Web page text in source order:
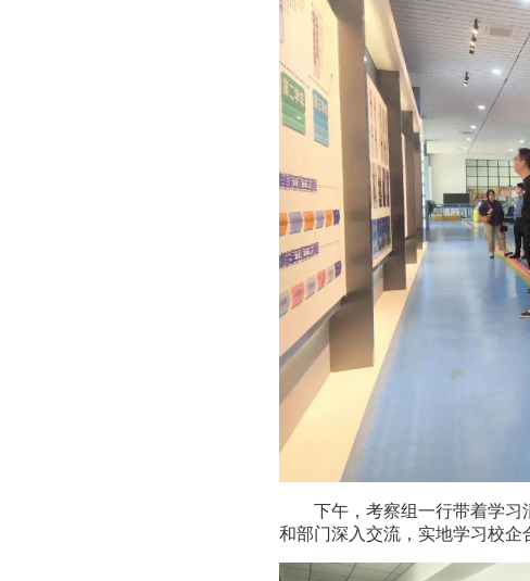
下午，考察组一行带着学
和部门深入交流，实地学习校企